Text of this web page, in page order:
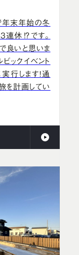
末年始の冬
連休⁉︎です。
良いと思いま
ックイベント
行します！通
を計画してい